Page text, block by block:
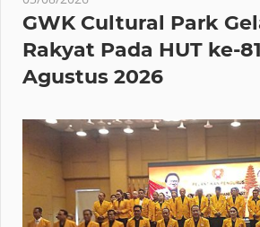
GWK Cultural Park
Rakyat Pada HUT ke-
Agustus 2026